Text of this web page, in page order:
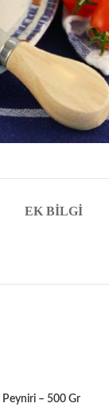
EK BILGI
– 500 Gr